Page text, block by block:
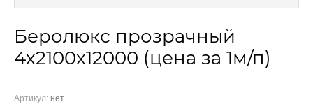
Беролюкс прозрачный
4х2100х12000 (цена за 1м/п)
Артикул: нет